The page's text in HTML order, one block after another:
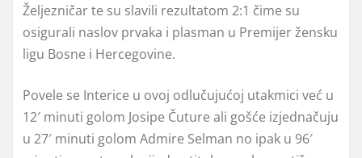
Željezničar te su slavili rezultatom 2:1 čime su
osigurali naslov prvaka i plasman u Premijer žensku
ligu Bosne i Hercegovine.
Povele se Interice u ovoj odlučujućoj utakmici već u
12′ minuti golom Josipe Čuture ali gošće izjednačuju
u 27′ minuti golom Admire Selman no ipak u 96′